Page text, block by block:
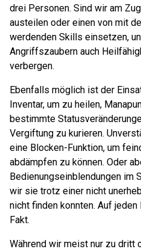
drei Personen. Sind wir am
austeilen oder einen von mit
werdenden Skills einsetzen,
Angriffszaubern auch
verbergen.
Ebenfalls möglich ist der
Inventar, um zu heilen,
bestimmte
Vergiftung zu kurieren.
eine Blocken-Funktion, um
abdämpfen zu können. Oder
Bedienungseinblendungen im
wir sie trotz einer nicht
nicht finden konnten. Auf
Fakt.
Während wir meist nur zu dritt